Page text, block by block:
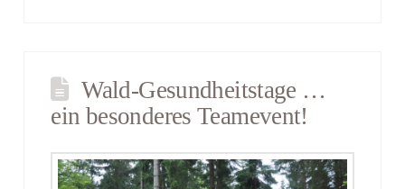
Wald-Gesundheitstage …
ein besonderes Teamevent!